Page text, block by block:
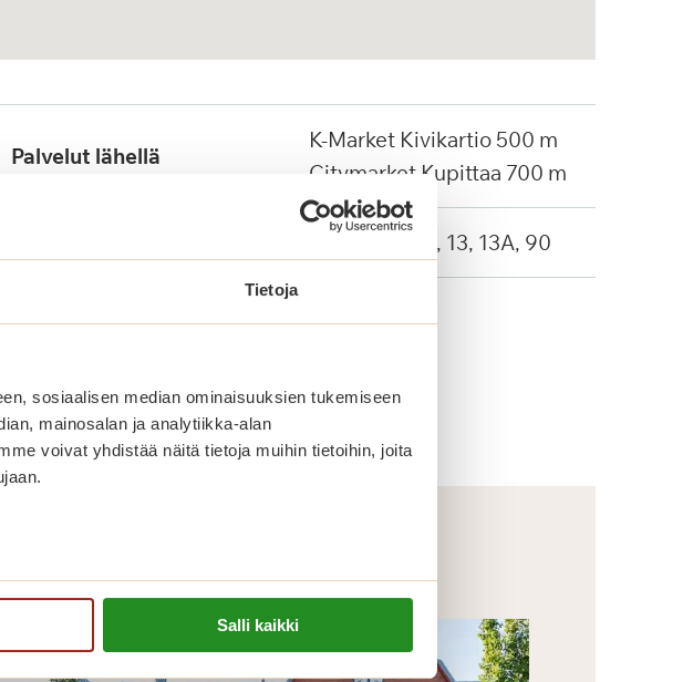
Tietoja
sosiaalisen median ominaisuuksien tukemiseen
mainosalan ja analytiikka-alan
voivat yhdistää näitä tietoja muihin tietoihin, joita
Salli kaikki
Palvelut lähellä
K-Market Kivikartio 500 m
Citymarket Kupittaa 700 m
Linja-autot: 9, 13, 13A, 90